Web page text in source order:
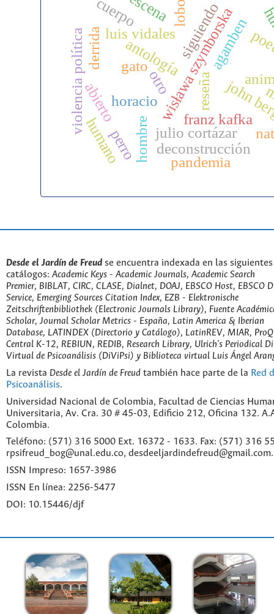
antología
john
franz kafka
julio cortázar
wisława szymborska
luis vidales
horacio
gato
abierto
hombre
agamben
siguiendo
reseña
derrida
perro
lobo
cuerpo
deconstrucción
violencia política
humano pandemia
otro
escena
Desde el Jardín de Freud se encuentra indexada en las
catálogos: Academic Keys - Academic Journals, Academic Search
Premier, BIBLAT, CIRC, CLASE, Dialnet, DOAJ, EBSCO Host, EBSCO
Service, Emerging Sources Citation Index, EZB - Elektronische
Zeitschriftenbibliothek (Electronic Journals Library), Fuente
Scholar, Journal Scholar Metrics - España, Latin America & Iberian
Database, LATINDEX (Directorio y Catálogo), LatinREV, MIAR,
Central K-12, REBIUN, REDIB, Research Library, Ulrich's Periodical
Virtual de Psicoanálisis (DiViPsi) y Biblioteca virtual Luis Ángel
La revista Desde el Jardín de Freud también hace parte de la Red
Psicoanálisis.
Universidad Nacional de Colombia, Facultad de Ciencias
Universitaria, Av. Cra. 30 # 45-03, Edificio 212, Oficina 132.
Colombia.
Teléfono: (571) 316 5000 Ext. 16372 - 1633. Fax: (571) 316
rpsifreud_bog@unal.edu.co, desdeeljardindefreud@gmail.com.
ISSN Impreso: 1657-3986
ISSN En línea: 2256-5477
DOI: 10.15446/djf